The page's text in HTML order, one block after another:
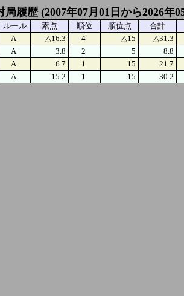
履歴 (2007年07月01日から2026年
ルール 素点 順位 順位点
合計
A △16.3 4 △15
△31.3
A 3.8 2 5
8.8
A 6.7 1 15
21.7
A 15.2 1 15 30.2